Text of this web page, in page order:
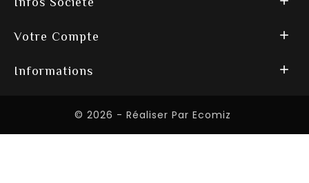
Votre Compte 
Informations 
© 2026 - Réaliser Par Ecomiz